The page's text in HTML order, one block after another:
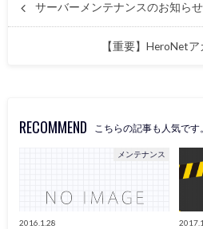
サーバーメンテナンスのお知らせ
【重要】HeroNet
RECOMMEND こちらの記事も人気です。
メンテナンス
2016.1.28